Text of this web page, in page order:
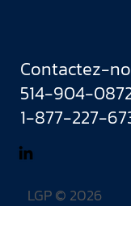
LGP © 2026
Contactez-
514-904-
1-877-227-